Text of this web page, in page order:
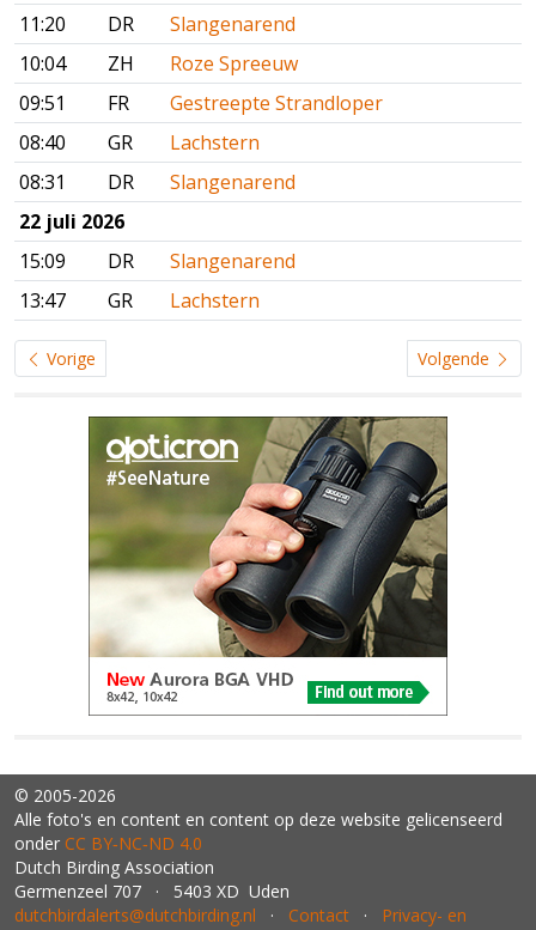
11:20
DR
Slangenarend
10:04
ZH
Roze Spreeuw
09:51
FR
Gestreepte Strandloper
08:40
GR
Lachstern
08:31
DR
Slangenarend
22 juli 2026
15:09
DR
Slangenarend
13:47
GR Lachstern
Vorige Volgende
© 2005-2026
Alle foto's en content en content op deze website gelicenseerd
onder CC BY‑NC‑ND 4.0
Dutch Birding Association
Germenzeel 707 · 5403 XD Uden
dutchbirdalerts@dutchbirding.nl · Contact · Privacy- en